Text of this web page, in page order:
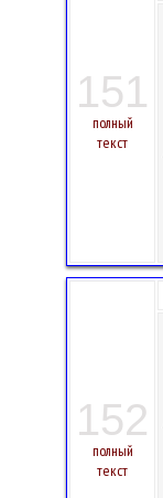
151
полный
текст
152
полный
текст